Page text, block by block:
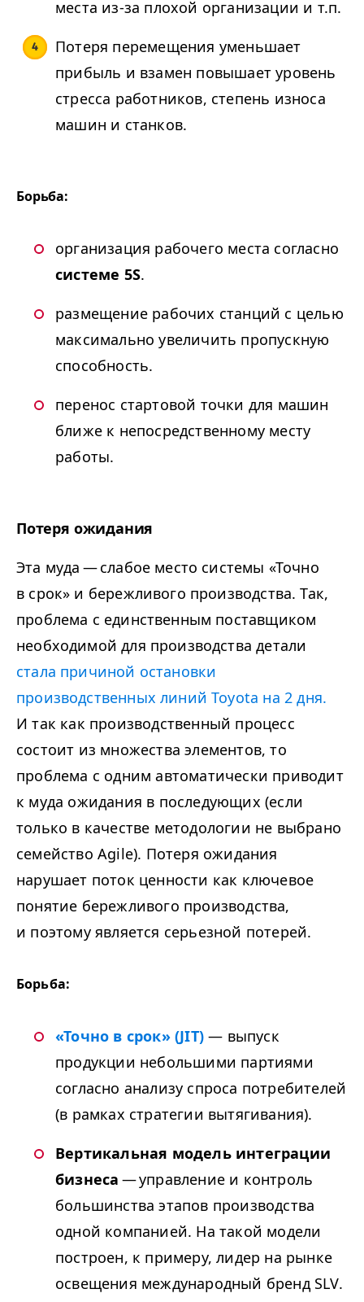
места из-за плохой организации и т.п.
Потеря перемещения уменьшает
прибыль и взамен повышает уровень
стресса работников, степень износа
машин и станков.
Борьба:
организация рабочего места согласно
системе 5S.
размещение рабочих станций с целью
максимально увеличить пропускную
способность.
перенос стартовой точки для машин
ближе к непосредственному месту
работы.
Потеря ожидания
Эта муда — слабое место системы «Точно
в срок» и бережливого производства. Так,
проблема с единственным поставщиком
необходимой для производства детали
стала причиной остановки
производственных линий Toyota на 2 дня.
И так как производственный процесс
состоит из множества элементов, то
проблема с одним автоматически приводит
к муда ожидания в последующих (если
только в качестве методологии не выбрано
семейство Agile). Потеря ожидания
нарушает поток ценности как ключевое
понятие бережливого производства,
и поэтому является серьезной потерей.
Борьба:
«Точно в срок» (JIT) — выпуск
продукции небольшими партиями
согласно анализу спроса потребителей
(в рамках стратегии вытягивания).
Вертикальная модель интеграции
бизнеса — управление и контроль
большинства этапов производства
одной компанией. На такой модели
построен, к примеру, лидер на рынке
освещения международный бренд SLV.